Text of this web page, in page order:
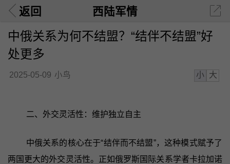
返回 西陆军情
中俄关系为何不结盟？“结伴不结盟”好
处更多
2025-05-09 小鸟 小 大
二、外交灵活性：维护独立自主
中俄关系的核心在于“结伴而不结盟”，这种模式赋予了
两国更大的外交灵活性。正如俄罗斯国际关系学者卡拉加诺